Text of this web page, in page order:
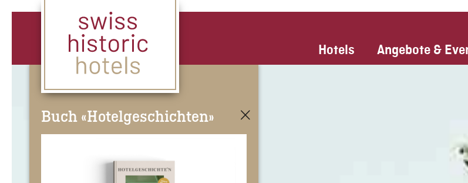
Buch «Hotelgeschichten»
Hotels Angebote &